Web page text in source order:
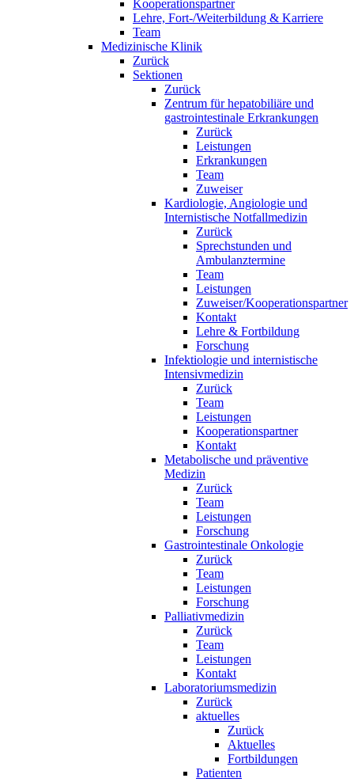
Kooperationspartner
Lehre, Fort-/Weiterbildung & Karriere
Team
Medizinische Klinik
Zurück
Sektionen
Zurück
Zentrum für hepatobiliäre und
gastrointestinale Erkrankungen
Zurück
Leistungen
Erkrankungen
Team
Zuweiser
Kardiologie, Angiologie und
Internistische Notfallmedizin
Zurück
Sprechstunden und
Ambulanztermine
Team
Leistungen
Zuweiser/Kooperationspartner
Kontakt
Lehre & Fortbildung
Forschung
Infektiologie und internistische
Intensivmedizin
Zurück
Team
Leistungen
Kooperationspartner
Kontakt
Metabolische und präventive
Medizin
Zurück
Team
Leistungen
Forschung
Gastrointestinale Onkologie
Zurück
Team
Leistungen
Forschung
Palliativmedizin
Zurück
Team
Leistungen
Kontakt
Laboratoriumsmedizin
Zurück
aktuelles
Zurück
Aktuelles
Fortbildungen
Patienten